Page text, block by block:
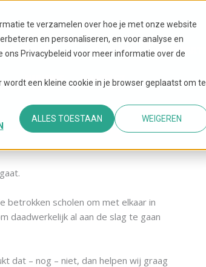
te verzamelen over hoe je met onze website
en personaliseren, en voor analyse en
Privacybeleid voor meer informatie over de
een kleine cookie in je browser geplaatst om te
ALLES TOESTAAN WEIGEREN
INNOVATIE & INSPIRATIE
NIEUWS CONTACT
betrokken scholen om met elkaar in
daadwerkelijk al aan de slag te gaan
dat – nog – niet, dan helpen wij graag